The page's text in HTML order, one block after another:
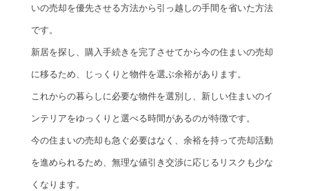
いの売却を優先させる方法から引っ越しの手間を省いた方法
です。
新居を探し、購入手続きを完了させてから今の住まいの売却
に移るため、じっくりと物件を選ぶ余裕があります。
これからの暮らしに必要な物件を選別し、新しい住まいのイ
ンテリアをゆっくりと選べる時間があるのが特徴です。
今の住まいの売却も急ぐ必要はなく、余裕を持って売却活動
を進められるため、無理な値引き交渉に応じるリスクも少な
くなります。